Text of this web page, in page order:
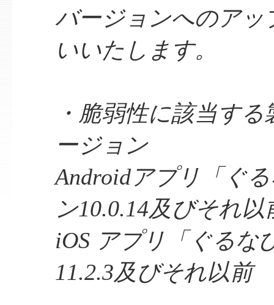
バージョンへのアッ
いいたします。
・脆弱性に該当す
ージョン
Androidアプリ「ぐ
ン10.0.14及びそれ以
iOS アプリ「ぐる
11.2.3及びそれ以前